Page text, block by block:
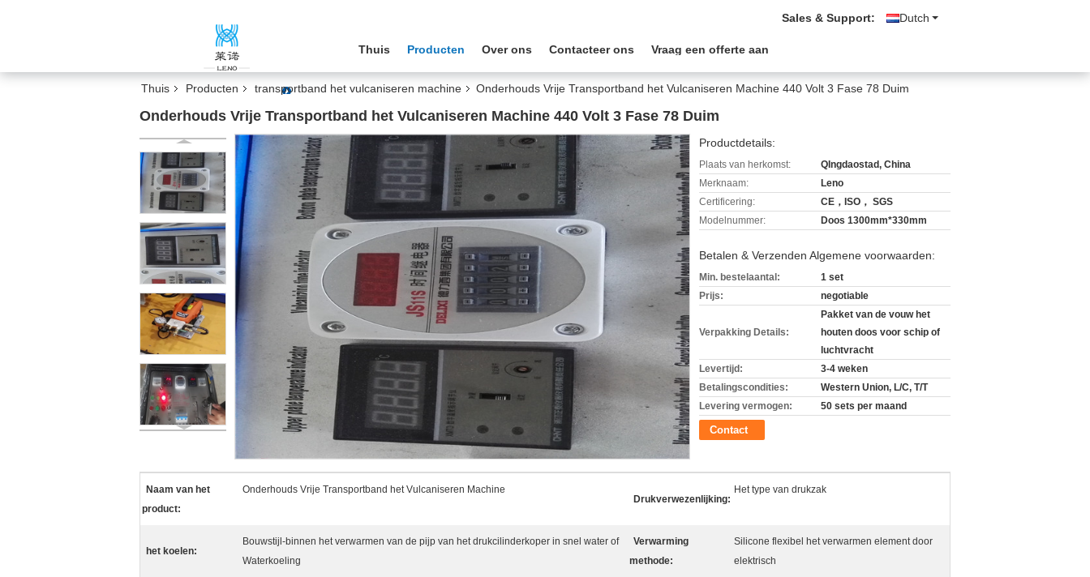
Dutch
Sales & Support:
Thuis Producten Over ons Contacteer ons Vraag een offerte aan
Thuis Producten transportband het vulcaniseren machine Onderhouds Vrije Transportband het Vulcaniseren Machine 440 Volt 3 Fase 78 Duim
Onderhouds Vrije Transportband het Vulcaniseren Machine 440 Volt 3 Fase 78 Duim
Productdetails:
Plaats van herkomst:
QIngdaostad, China
Merknaam:
Leno
Certificering:
CE，ISO， SGS
Modelnummer:
Doos 1300mm*330mm
Betalen & Verzenden Algemene voorwaarden:
Min. bestelaantal:
1 set
Prijs:
negotiable
Verpakking Details:
Pakket van de vouw het
houten doos voor schip of
luchtvracht
Levertijd:
3-4 weken
Betalingscondities:
Western Union, L/C, T/T
Levering vermogen:
50 sets per maand
Contact
Naam van het
product:
Onderhouds Vrije Transportband het Vulcaniseren Machine
Drukverwezenlijking:
Het type van drukzak
het koelen:
Bouwstijl-binnen het verwarmen van de pijp van het drukcilinderkoper in snel water of
Waterkoeling
Verwarming
methode:
Silicone flexibel het verwarmen element door
elektrisch